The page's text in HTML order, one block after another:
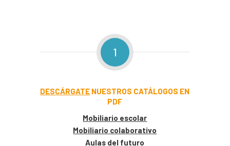
1
DESCÁRGATE NUESTROS CATÁLOGOS EN
PDF
Mobiliario escolar
Mobiliario colaborativo
Aulas del futuro